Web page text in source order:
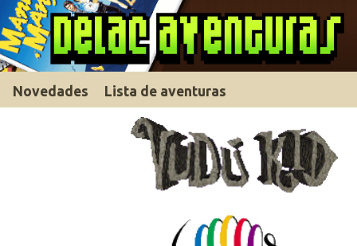
Novedades Lista de aventuras